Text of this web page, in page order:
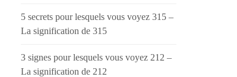
5 secrets pour lesquels vous voyez 315 –
La signification de 315
3 signes pour lesquels vous voyez 212 –
La signification de 212